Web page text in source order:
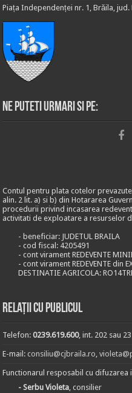
Piața Independenței nr. 1, Brăila,
Ne puteti urmari si pe:
Contul pentru plata cotelor
alin. 2 lit. a) si b) din Hotararea
procedurii privind incasarea
activitati de exploatare a resurselor
- beneficiar: JUDETUL BRAILA
- cod fiscal: 4205491
- cont virament REDEVENTE
- cont virament REDEVENTE din
DESTINATIE AGRICOLA:
Relații cu publicul
Telefon:0239.619.600, int. 202 sau
E-mail:consiliu@cjbraila.ro,
Functionarul resposabil cu
- Serbu Violeta, consilier